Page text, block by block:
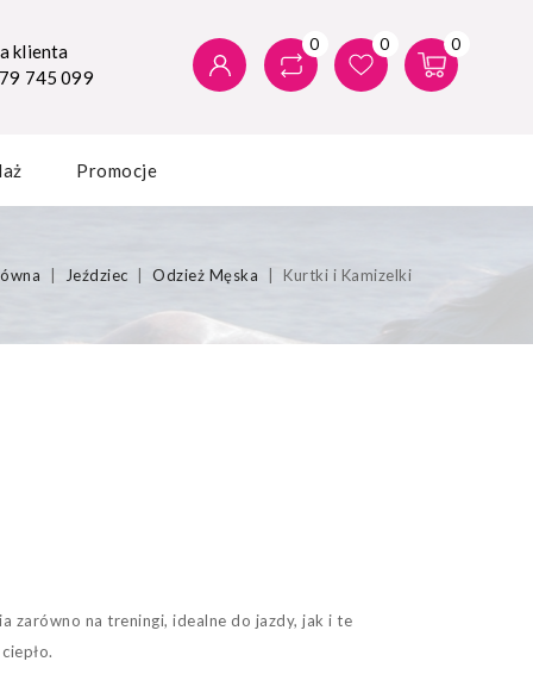
0
0
0
klienta
745 099
Promocje
Jeździec Odzież Męska Kurtki i Kamizelki
zarówno na treningi, idealne do jazdy, jak i te